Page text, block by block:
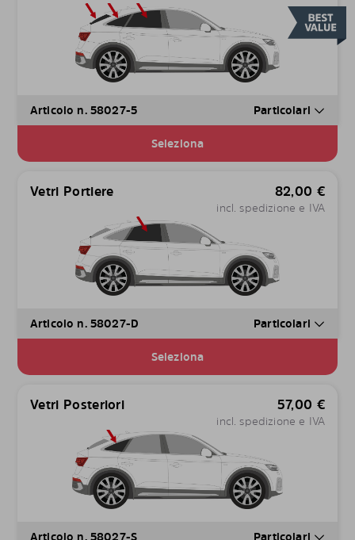
Articolo n. 58027-5 Particolari
Seleziona
Vetri Portiere 82,00 €
incl. spedizione e IVA
Articolo n. 58027-D Particolari
Seleziona
Vetri Posteriori 57,00 €
incl. spedizione e IVA
Articolo n. 58027-S Particolari